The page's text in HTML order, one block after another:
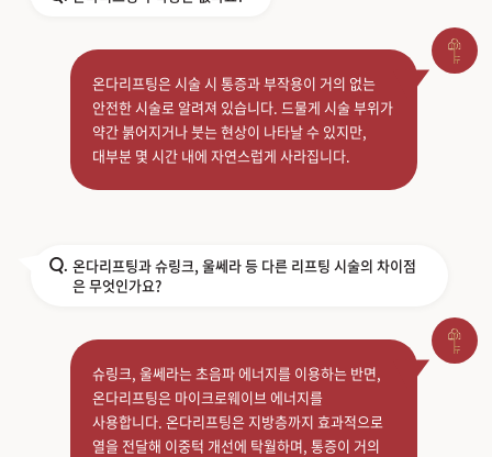
온다리프팅은 시술 시 통증과 부작용이 거의 없는
안전한 시술로 알려져 있습니다. 드물게 시술 부위가
약간 붉어지거나 붓는 현상이 나타날 수 있지만,
대부분 몇 시간 내에 자연스럽게 사라집니다.
Q. 온다리프팅과 슈링크, 울쎄라 등 다른 리프팅 시술의 차이점
은 무엇인가요?
슈링크, 울쎄라는 초음파 에너지를 이용하는 반면,
온다리프팅은 마이크로웨이브 에너지를
사용합니다. 온다리프팅은 지방층까지 효과적으로
열을 전달해 이중턱 개선에 탁월하며, 통증이 거의